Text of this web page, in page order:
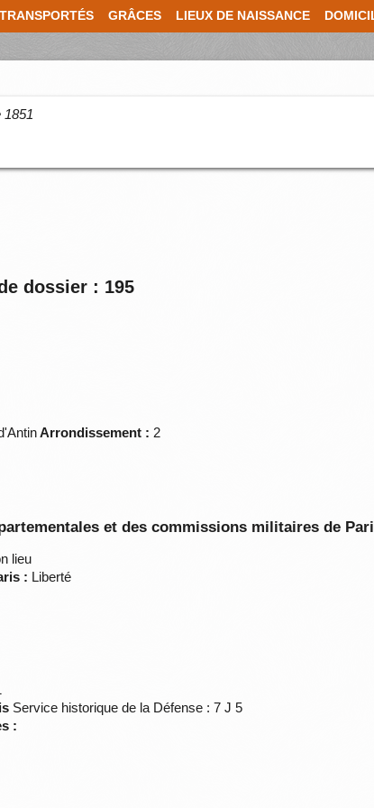
TRANSPORTÉS GRÂCES LIEUX DE NAISSANCE
1851
dossier : 195
Arrondissement : 2
et des commissions militaires de
lieu
: Liberté
Service historique de la Défense : 7 J 5
: